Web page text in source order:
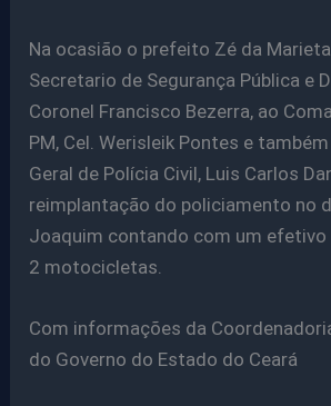
Na ocasião o prefeito Zé da
Secretario de Segurança Pública e
Coronel Francisco Bezerra, ao
PM, Cel. Werisleik Pontes e
Geral de Polícia Civil, Luis Carlos
reimplantação do policiamento no
Joaquim contando com um efetivo
2 motocicletas.
Com informações da
do Governo do Estado do Ceará